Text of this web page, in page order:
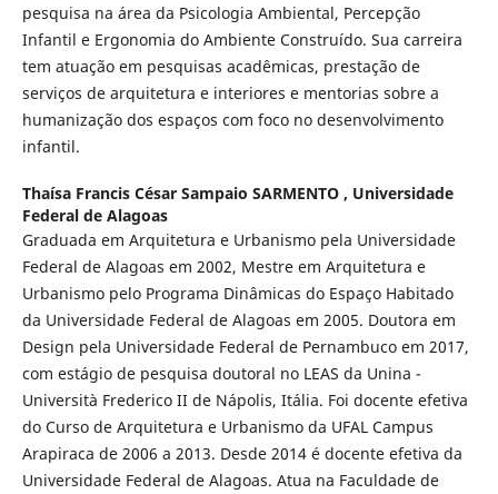
pesquisa na área da Psicologia Ambiental, Percepção
Infantil e Ergonomia do Ambiente Construído. Sua carreira
tem atuação em pesquisas acadêmicas, prestação de
serviços de arquitetura e interiores e mentorias sobre a
humanização dos espaços com foco no desenvolvimento
infantil.
Thaísa Francis César Sampaio SARMENTO , Universidade
Federal de Alagoas
Graduada em Arquitetura e Urbanismo pela Universidade
Federal de Alagoas em 2002, Mestre em Arquitetura e
Urbanismo pelo Programa Dinâmicas do Espaço Habitado
da Universidade Federal de Alagoas em 2005. Doutora em
Design pela Universidade Federal de Pernambuco em 2017,
com estágio de pesquisa doutoral no LEAS da Unina -
Università Frederico II de Nápolis, Itália. Foi docente efetiva
do Curso de Arquitetura e Urbanismo da UFAL Campus
Arapiraca de 2006 a 2013. Desde 2014 é docente efetiva da
Universidade Federal de Alagoas. Atua na Faculdade de